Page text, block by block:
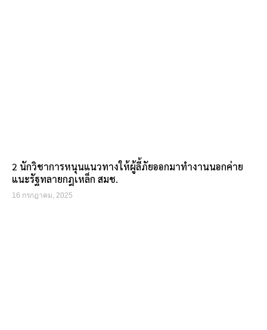
2 นักวิชาการหนุนแนวทางให้ผู้ลี้ภัยออกมาทำงานนอกค่าย
แนะรัฐทลายกฎเหล็ก สมช.
16 กรกฎาคม, 2025